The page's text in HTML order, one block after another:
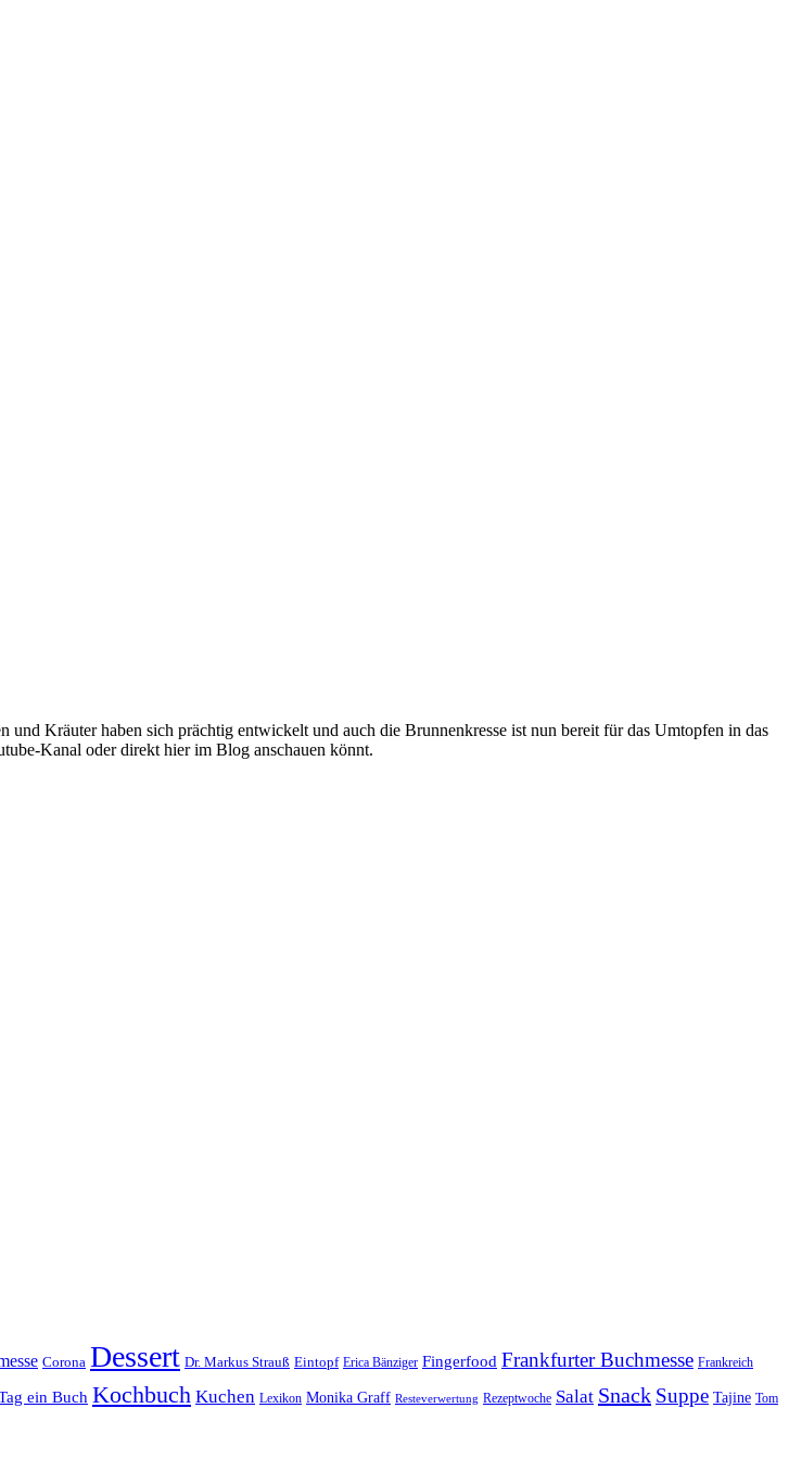
Kräuter haben sich prächtig entwickelt und auch die Brunnenkresse ist nun bereit für das Umtopfen in das
Kanal oder direkt hier im Blog anschauen könnt.
Corona Dessert Dr. Markus Strauß Eintopf Erica Bänziger Fingerfood Frankfurter Buchmesse Frankreich
ein Buch Kochbuch Kuchen Lexikon Monika Graff Resteverwertung Rezeptwoche Salat Snack Suppe Tajine Tom